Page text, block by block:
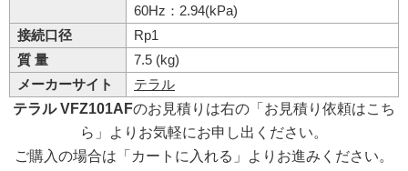
60Hz：2.94(kPa)
接続口径
Rp1
質 量
7.5 (kg)
メーカーサイト
テラル
テラル VFZ101AFのお見積りは右の「お見積り依頼はこち
ら」よりお気軽にお申し出ください。
ご購入の場合は「カートに入れる」よりお進みください。